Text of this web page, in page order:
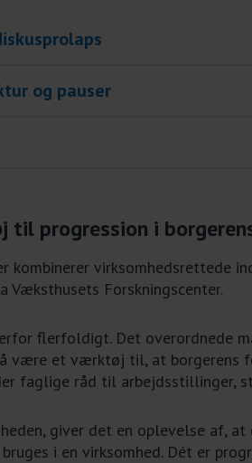
og pauser
til progression i
kombinerer virksomhedsrettede
Forskningscenter.
flerfoldigt. Det overordnede
være et værktøj til, at
faglige råd til arbejdsstillinger,
giver det en oplevelse af,
i en virksomhed. Dét er